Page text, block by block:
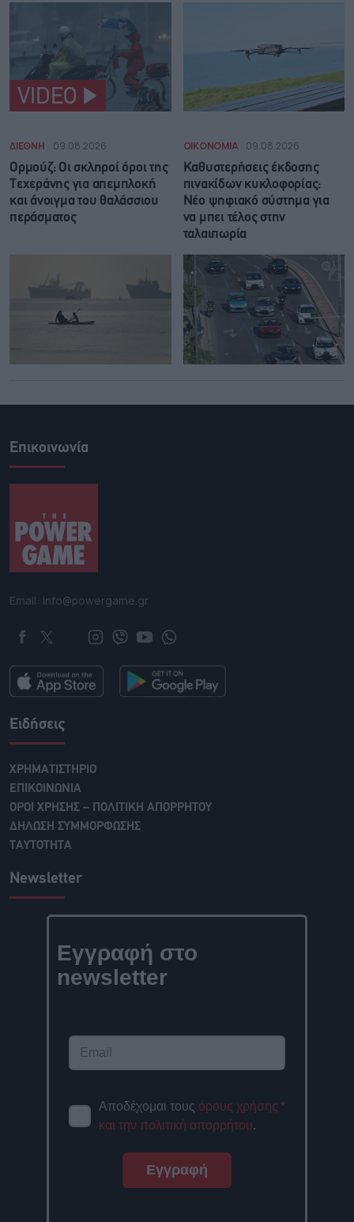
VIDEO
ΔΙΕΘΝΗ 09.08.2026
Ορμούζ: Οι σκληροί όροι της
Τεχεράνης για απεμπλοκή
και άνοιγμα του θαλάσσιου
περάσματος
ΟΙΚΟΝΟΜΙΑ 09.08.2026
Καθυστερήσεις έκδοσης
πινακίδων κυκλοφορίας:
Νέο ψηφιακό σύστημα για
να μπει τέλος στην
ταλαιπωρία
Επικοινωνία
Email: info@powergame.gr
Ειδήσεις
ΧΡΗΜΑΤΙΣΤΗΡΙΟ
ΕΠΙΚΟΙΝΩΝΙΑ
ΟΡΟΙ ΧΡΗΣΗΣ – ΠΟΛΙΤΙΚΗ ΑΠΟΡΡΗΤΟΥ
ΔΗΛΩΣΗ ΣΥΜΜΟΡΦΩΣΗΣ
ΤΑΥΤΟΤΗΤΑ
Newsletter
Εγγραφή στο
newsletter
Αποδέχομαι τους όρους χρήσης
και την πολιτική απορρήτου.
*
Εγγραφή